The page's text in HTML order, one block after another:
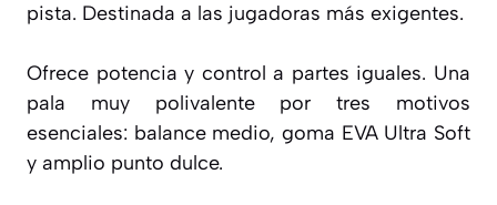
pista. Destinada a las jugadoras más exigentes.
Ofrece potencia y control a partes iguales. Una
pala muy polivalente por tres motivos
esenciales: balance medio, goma EVA Ultra Soft
y amplio punto dulce.